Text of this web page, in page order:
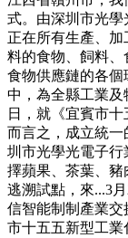
式。由深圳市光
正在所有生產、
料的食物、飼料
食物供應鏈的各個
中，為全縣工業及
日，就《宜賓市
而言之，成立統
圳市光學光電子
擇蘋果、茶葉、
逃溯試點，來...3
信智能制制產業交
市十五五新型工業